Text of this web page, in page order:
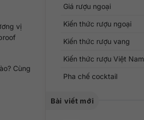
vị
Cùng
Giá rượu ngoại
Kiến thức rượu ngoại
Kiến thức rượu vang
Kiến thức rượu Việt Nam
Pha chế cocktail
Bài viết mới